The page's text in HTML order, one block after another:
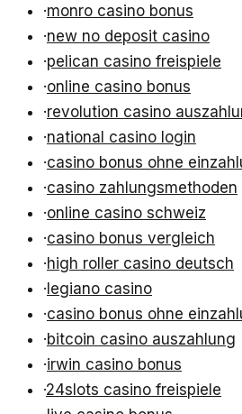
·monro casino bonus
·new no deposit casino
·pelican casino freispiele
·online casino bonus
·revolution casino
·national casino login
·casino bonus ohne
·casino zahlungsmethoden
·online casino schweiz
·casino bonus vergleich
·high roller casino deutsch
·legiano casino
·casino bonus ohne
·bitcoin casino auszahlung
·irwin casino bonus
·24slots casino freispiele